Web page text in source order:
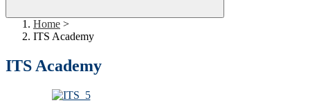
Home >
ITS Academy
ITS Academy